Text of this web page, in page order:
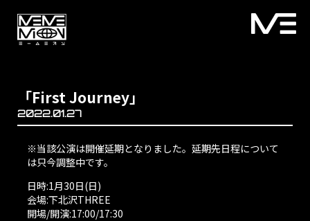
「First Journey」
2022.01.27
※当該公演は開催延期となりました。延期先日程について
は只今調整中です。
日時:1月30日(日)
会場:下北沢THREE
開場/開演:17:00/17:30